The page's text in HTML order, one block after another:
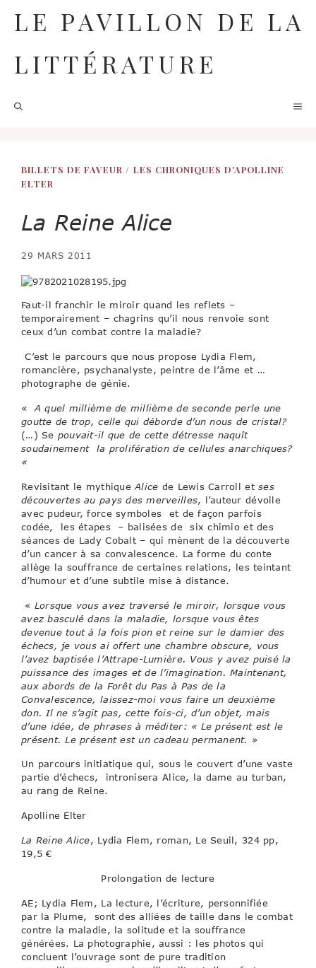
contenu
LE PAVILLON DE LA
LITTÉRATURE
BILLETS DE FAVEUR / LES CHRONIQUES D'APOLLINE
ELTER
La Reine Alice
29 MARS 2011
Faut-il franchir le miroir quand les reflets –
temporairement – chagrins qu’il nous renvoie sont
ceux d’un combat contre la maladie?
C’est le parcours que nous propose Lydia Flem,
romancière, psychanalyste, peintre de l’âme et …
photographe de génie.
«
A quel millième de millième de seconde perle une
goutte de trop, celle qui déborde d’un nous de cristal?
(…) Se pouvait-il que de cette détresse naquît
soudainement la prolifération de cellules anarchiques?
«
Revisitant le mythique Alice de Lewis Carroll etses
découvertesau pays des merveilles, l’auteur dévoile
avec pudeur, force symboles et de façon parfois
codée, les étapes – balisées de six chimio et des
séances de Lady Cobalt – qui mènent de la découverte
d’un cancer à sa convalescence. La forme du conte
allège la souffrance de certaines relations, les teintant
d’humour et d’une subtile mise à distance.
« Lorsque vous avez traversé le miroir, lorsque vous
avez basculé dans la maladie, lorsque vous êtes
devenue tout à la fois pion et reine sur le damier des
échecs, je vous ai offert une chambre obscure, vous
l’avez baptisée l’Attrape-Lumière. Vous y avez puisé la
puissance des images et de l’imagination. Maintenant,
aux abords de la Forêt du Pas à Pas de la
Convalescence, laissez-moi vous faire un deuxième
don. Il ne s’agit pas, cette fois-ci, d’un objet, mais
d’une idée, de phrases à méditer: « Le présent est le
présent. Le présent est un cadeau permanent. »
Un parcours initiatique qui, sous le couvert d’une vaste
partie d’échecs, intronisera Alice, la dame au turban,
au rang de Reine.
Apolline Elter
La Reine Alice, Lydia Flem, roman, Le Seuil, 324 pp,
19,5 €
Prolongation de lecture
AE; Lydia Flem, La lecture, l’écriture, personnifiée
par la Plume, sont des alliées de taille dans le combat
contre la maladie, la solitude et la souffrance
générées. La photographie, aussi : les photos qui
concluent l’ouvrage sont de pure tradition